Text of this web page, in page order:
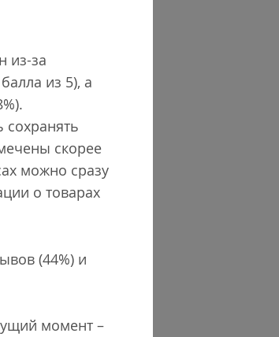
из-за
из 5), а
сохранять
скорее
можно сразу
о товарах
(44%) и
момент –